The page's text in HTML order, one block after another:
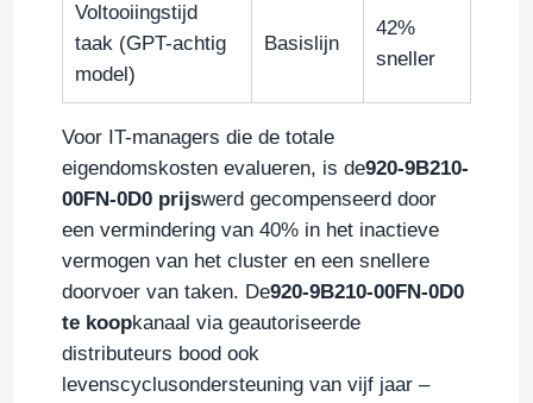
De Kaart van het Mellanoxnetwerk
Mellanox -kabel
Mellanox Optische Zendontvanger
Nvidia Network Switch
NVIDIA-netwerkkaart
Voltooiingstijd
taak (GPT-achtig
model)
Basislijn
42%
sneller
Voor IT-managers die de totale
eigendomskosten evalueren, is de920-9B210-
00FN-0D0 prijswerd gecompenseerd door
een vermindering van 40% in het inactieve
vermogen van het cluster en een snellere
doorvoer van taken. De920-9B210-00FN-0D0
te koopkanaal via geautoriseerde
distributeurs bood ook
levenscyclusondersteuning van vijf jaar –